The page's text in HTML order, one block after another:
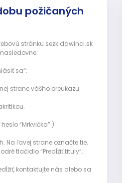
požičaných
stránku sezk.dawinci.sk
sa”:
strane vášho preukazu.
“Mrkvička”.).
Na ľavej strane označte tie,
tlačidlo “Predĺžiť tituly”.
kontaktujte nás alebo sa